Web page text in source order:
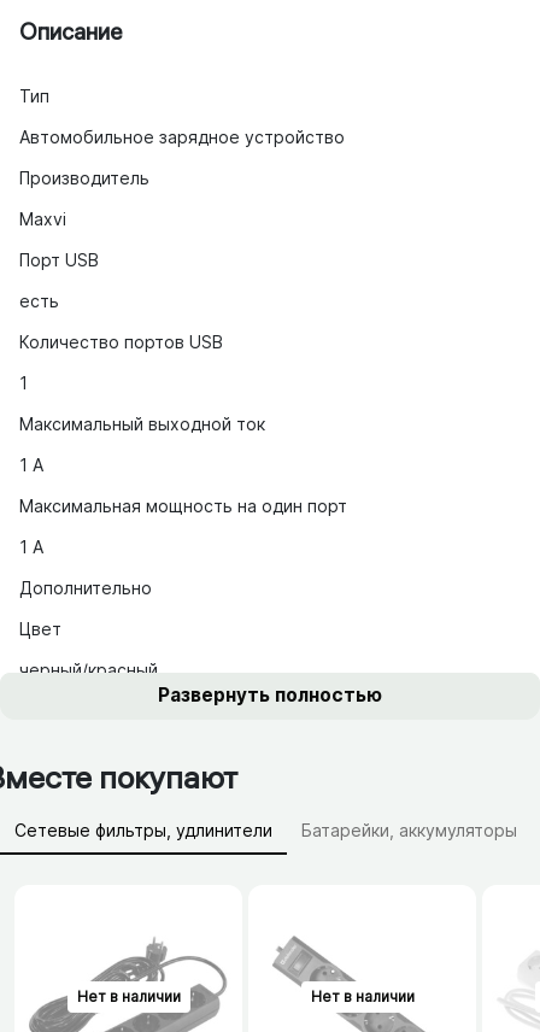
Описание
Тип
Автомобильное зарядное устройство
Производитель
Maxvi
Порт USB
есть
Количество портов USB
1
Максимальный выходной ток
1 А
Максимальная мощность на один порт
1 А
Дополнительно
Цвет
черный/красный
Развернуть полностью
покупают
Сетевые фильтры, удлинители Батарейки, аккумуляторы